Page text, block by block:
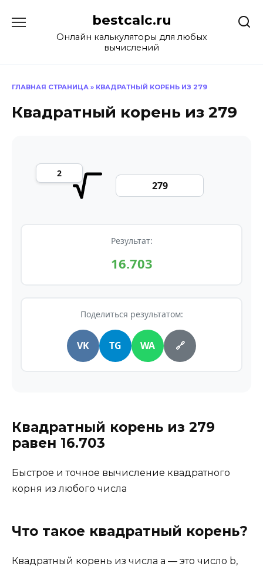
содержанию
bestcalc.ru
Онлайн калькуляторы для любых
вычислений
ГЛАВНАЯ СТРАНИЦА » КВАДРАТНЫЙ КОРЕНЬ ИЗ 279
Квадратный корень из 279
Результат:
16.703
Поделиться результатом:
VK TG WA 🔗
Квадратный корень из 279
равен 16.703
Быстрое и точное вычисление квадратного
корня из любого числа
Что такое квадратный корень?
Квадратный корень из числа a — это число b,